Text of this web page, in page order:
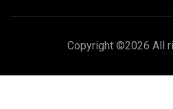
Copyright ©2026 All